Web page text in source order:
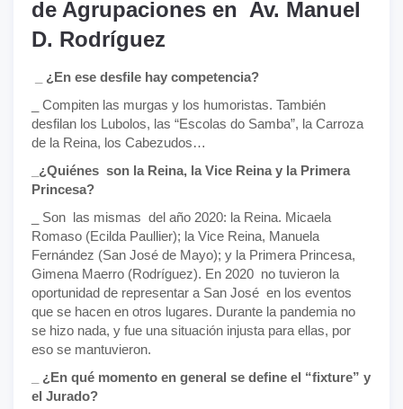
de Agrupaciones en Av. Manuel
D. Rodríguez
_ ¿En ese desfile hay competencia?
_ Compiten las murgas y los humoristas. También
desfilan los Lubolos, las “Escolas do Samba”, la Carroza
de la Reina, los Cabezudos…
_¿Quiénes son la Reina, la Vice Reina y la Primera
Princesa?
_ Son las mismas del año 2020: la Reina. Micaela
Romaso (Ecilda Paullier); la Vice Reina, Manuela
Fernández (San José de Mayo); y la Primera Princesa,
Gimena Maerro (Rodríguez). En 2020 no tuvieron la
oportunidad de representar a San José en los eventos
que se hacen en otros lugares. Durante la pandemia no
se hizo nada, y fue una situación injusta para ellas, por
eso se mantuvieron.
_ ¿En qué momento en general se define el “fixture” y
el Jurado?